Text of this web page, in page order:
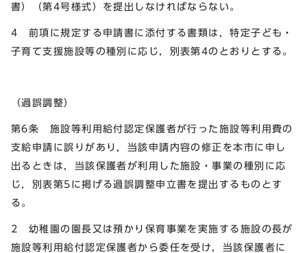
書）（第4号様式）を提出しなければならない。
4 前項に規定する申請書に添付する書類は，特定子ども・
子育て支援施設等の種別に応じ，別表第4のとおりとする。
（過誤調整）
第6条 施設等利用給付認定保護者が行った施設等利用費の
支給申請に誤りがあり，当該申請内容の修正を本市に申し
出るときは，当該保護者が利用した施設・事業の種別に応
じ，別表第5に掲げる過誤調整申立書を提出するものとす
る。
2 幼稚園の園長又は預かり保育事業を実施する施設の長が
施設等利用給付認定保護者から委任を受け，当該保護者に